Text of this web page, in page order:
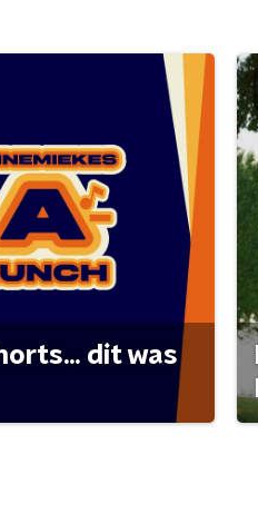
dit was